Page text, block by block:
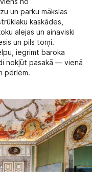
no
un parku mākslas
kaskādes,
alejas un ainaviski
un pils torņi.
iegrimt baroka
nokļūt pasakā — vienā
pēr­lēm.